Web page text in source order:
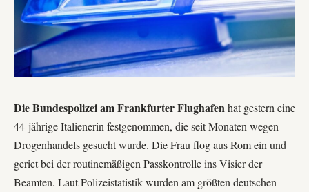
Die Bundespolizei am Frankfurter Flughafenhat gestern eine
44-jährige Italienerin festgenommen, die seit Monaten wegen
Drogenhandels gesucht wurde. Die Frau flog aus Rom ein und
geriet bei der routinemäßigen Passkontrolle ins Visier der
Beamten. Laut Polizeistatistik wurden am größten deutschen